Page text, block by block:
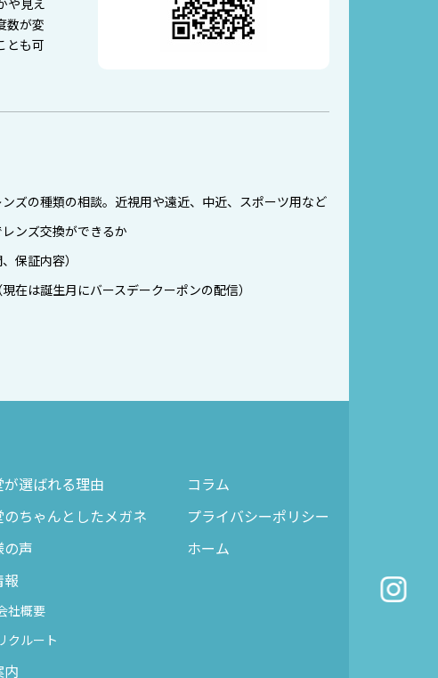
や見え
数が変
とも可
ズの種類の相談。近視用や遠近、中近、スポーツ用など
ンズ交換ができるか
保証内容）
在は誕生月にバースデークーポンの配信）
選ばれる理由
ちゃんとしたメガネ
の声
報
社概要
クルート
内
コラム
プライバシーポリシー
ホーム